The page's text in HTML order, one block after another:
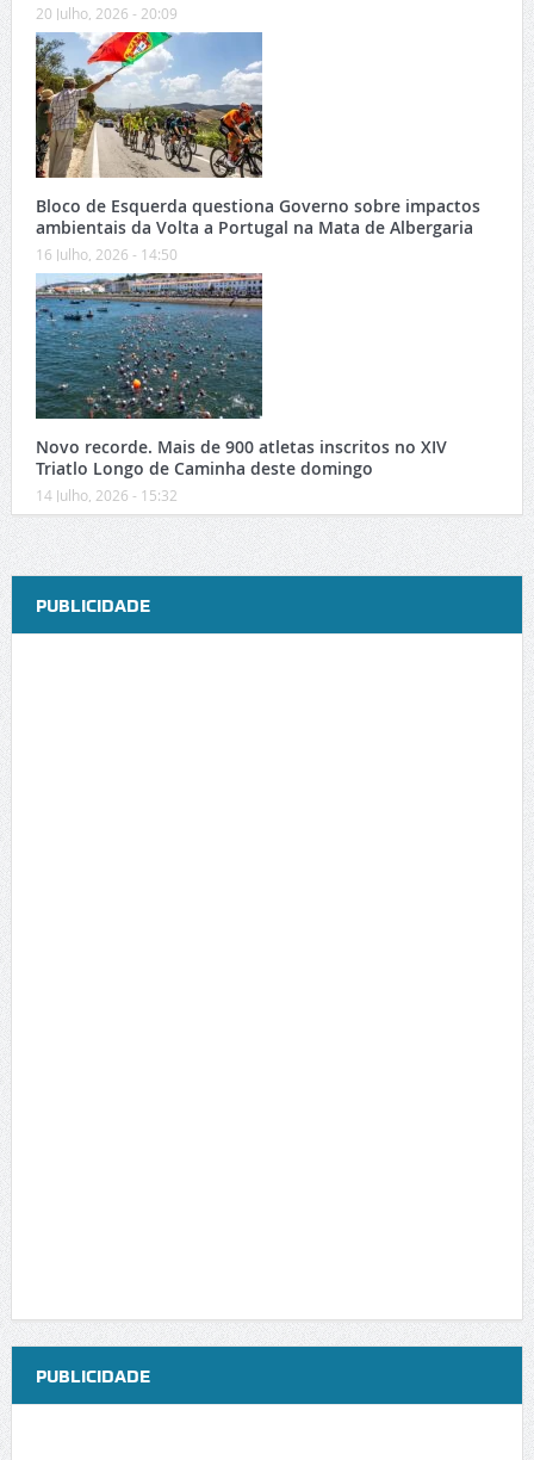
20 Julho, 2026 - 20:09
Bloco de Esquerda questiona Governo sobre impactos
ambientais da Volta a Portugal na Mata de Albergaria
16 Julho, 2026 - 14:50
Novo recorde. Mais de 900 atletas inscritos no XIV
Triatlo Longo de Caminha deste domingo
14 Julho, 2026 - 15:32
PUBLICIDADE
PUBLICIDADE